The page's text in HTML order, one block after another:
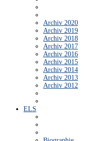
Archiv 2020
Archiv 2019
Archiv 2018
Archiv 2017
Archiv 2016
Archiv 2015
Archiv 2014
Archiv 2013
Archiv 2012
ELS